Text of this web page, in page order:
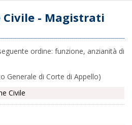
Civile - Magistrati
ordine: funzione, anzianità di
Generale di Corte di Appello)
Civile